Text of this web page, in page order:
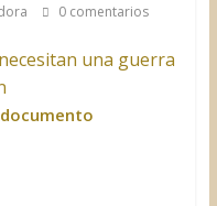
0 comentarios
una guerra